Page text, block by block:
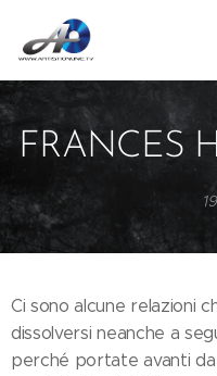
FRANCES
Ci sono alcune relazioni
dissolversi neanche a
perché portate avanti da